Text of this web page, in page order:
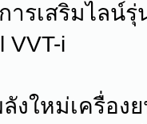
ารเสริมไลน์
VVT-i
งใหม่เครื่อง